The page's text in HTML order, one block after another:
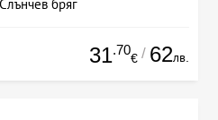
бряг
31.70
€ / 62лв.